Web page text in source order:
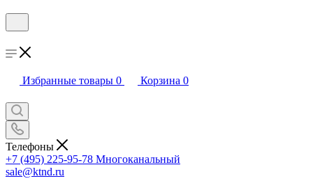
Избранные товары 0 Корзина 0
Телефоны
+7 (495) 225-95-78 Многоканальный
sale@ktnd.ru